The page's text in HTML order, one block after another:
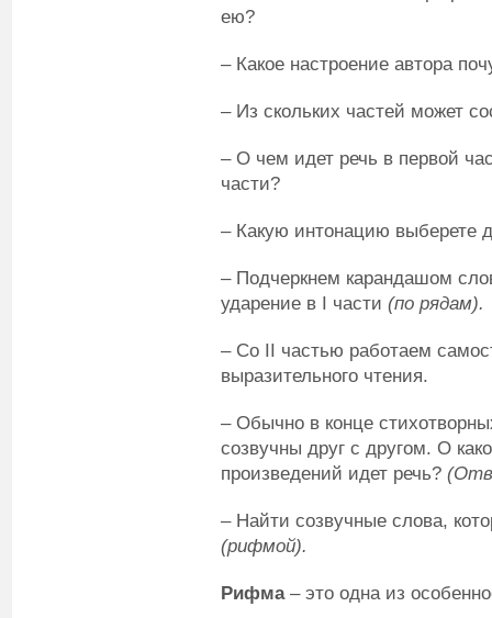
ею?
– Какое настроение автора
– Из скольких частей может
– О чем идет речь в первой
части?
– Какую интонацию выберете
– Подчеркнем карандашом
ударение в I части (по рядам).
– Со II частью работаем
выразительного чтения.
– Обычно в конце
созвучны друг с другом. О
произведений идет речь?
– Найти созвучные слова,
(рифмой).
Рифма – это одна из